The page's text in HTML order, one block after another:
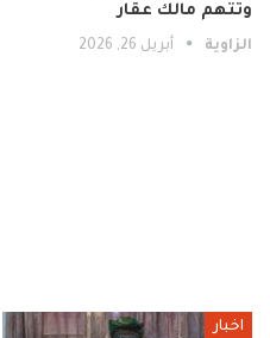
وتتهم مالك عقار
الزاوية أبريل 26, 2026
اخبار